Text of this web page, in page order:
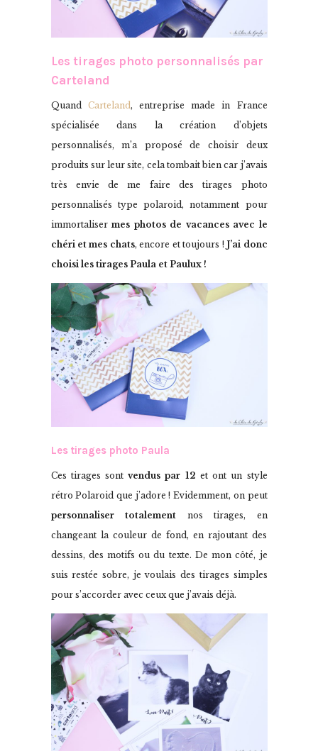
Les tirages photo personnalisés par
Carteland
Quand Carteland, entreprise made in France
spécialisée dans la création d’objets
personnalisés, m’a proposé de choisir deux
produits sur leur site, cela tombait bien car j’avais
très envie de me faire des tirages photo
personnalisés type polaroid, notamment pour
immortaliser mes photos de vacances avec le
chéri et mes chats, encore et toujours ! J’ai donc
choisi les tirages Paula et Paulux !
Les tirages photo Paula
Ces tirages sontvendus par 12 et ont un style
rétro Polaroid que j’adore ! Evidemment, on peut
personnaliser totalement nos tirages, en
changeant la couleur de fond, en rajoutant des
dessins, des motifs ou du texte. De mon côté, je
suis restée sobre, je voulais des tirages simples
pour s’accorder avec ceux que j’avais déjà.